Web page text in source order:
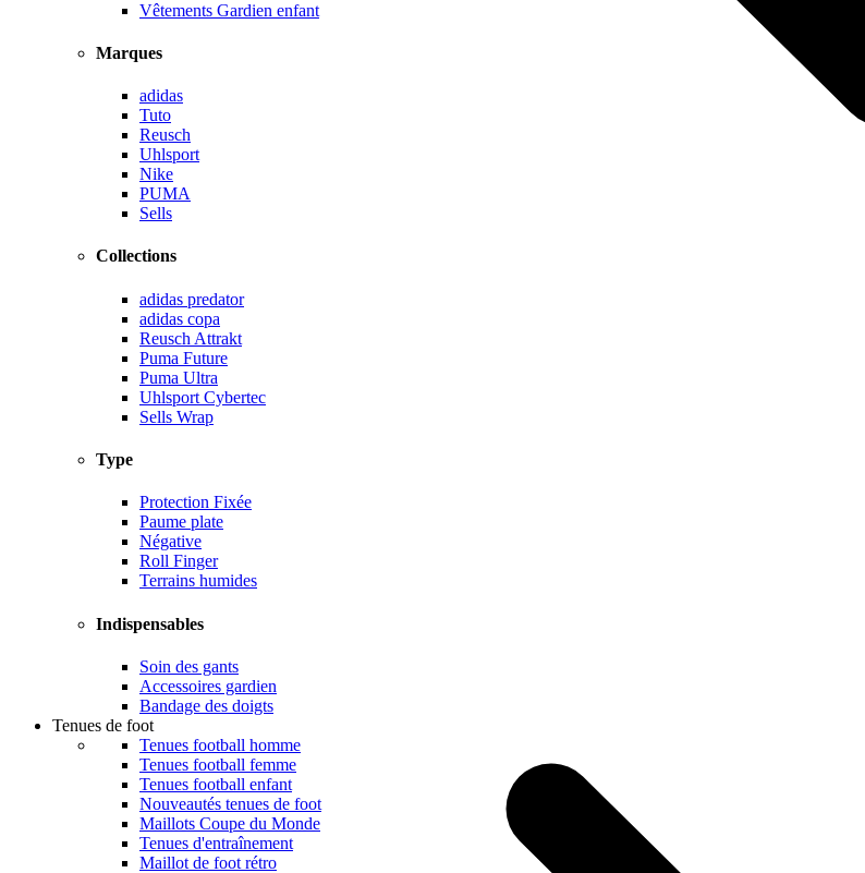
Vêtements Gardien enfant
Marques
adidas
Tuto
Reusch
Uhlsport
Nike
PUMA
Sells
Collections
adidas predator
adidas copa
Reusch Attrakt
Puma Future
Puma Ultra
Uhlsport Cybertec
Sells Wrap
Type
Protection Fixée
Paume plate
Négative
Roll Finger
Terrains humides
Indispensables
Soin des gants
Accessoires gardien
Bandage des doigts
Tenues de foot
Tenues football homme
Tenues football femme
Tenues football enfant
Nouveautés tenues de foot
Maillots Coupe du Monde
Tenues d'entraînement
Maillot de foot rétro